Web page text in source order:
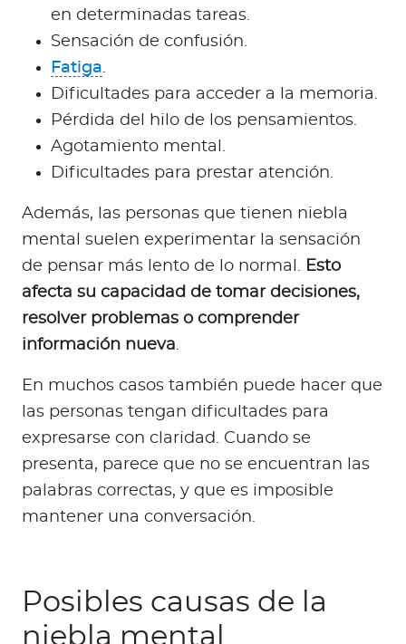
en determinadas tareas.
Sensación de confusión.
Fatiga.
Dificultades para acceder a la memoria.
Pérdida del hilo de los pensamientos.
Agotamiento mental.
Dificultades para prestar atención.
Además, las personas que tienen niebla
mental suelen experimentar la sensación
de pensar más lento de lo normal. Esto
afecta su capacidad de tomar decisiones,
resolver problemas o comprender
información nueva.
En muchos casos también puede hacer que
las personas tengan dificultades para
expresarse con claridad. Cuando se
presenta, parece que no se encuentran las
palabras correctas, y que es imposible
mantener una conversación.
Posibles causas de la
niebla mental